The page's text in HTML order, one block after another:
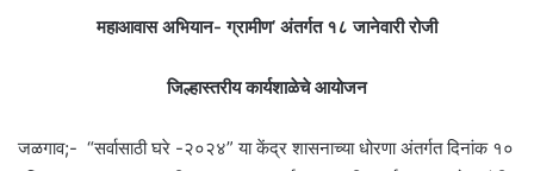
महाआवास अभियान- ग्रामीण’ अंतर्गत १८ जानेवारी रोजी
जिल्हास्तरीय कार्यशाळेचे आयोजन
जळगाव;- “सर्वासाठी घरे -२०२४” या केंद्र शासनाच्या धोरणा अंतर्गत दिनांक १०